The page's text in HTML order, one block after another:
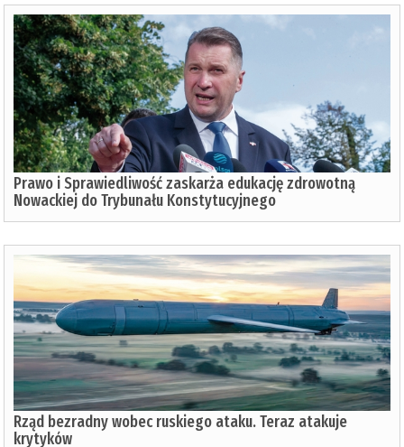
Prawo i Sprawiedliwość zaskarża edukację zdrowotną
Nowackiej do Trybunału Konstytucyjnego
Rząd bezradny wobec ruskiego ataku. Teraz atakuje
krytyków